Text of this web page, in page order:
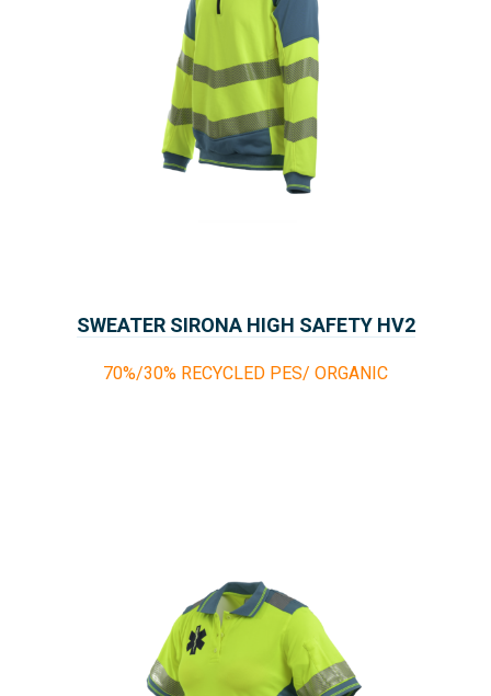
SWEATER SIRONA HIGH SAFETY HV2
70%/30% RECYCLED PES/ ORGANIC